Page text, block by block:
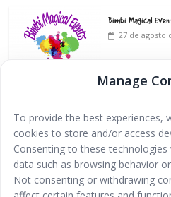
Manage
To provide the best experiences,
cookies to store and/or access
Consenting to these
data such as browsing behavior
Not consenting or withdrawing
Bimbi Magical
27 de agosto